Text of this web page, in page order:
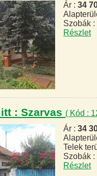
Ár : 34
Szobák :
Részlet
: Szarvas ( Kód :
Ár : 34
Telek
Szobák :
Részlet